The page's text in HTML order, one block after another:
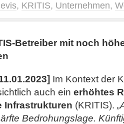
, KRITIS, Unternehmen,
Betreiber mit noch
Im Kontext der
auch ein erhöhtes
Infrastrukturen (KRITIS).
Bedrohungslage.